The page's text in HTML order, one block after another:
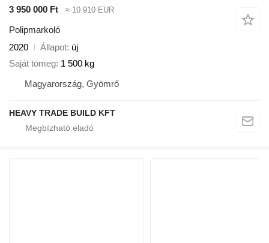
3 950 000 Ft ≈ 10 910 EUR
Polipmarkoló
2020
Állapot új
Saját tömeg 1 500 kg
Magyarország, Gyömrő
HEAVY TRADE BUILD KFT